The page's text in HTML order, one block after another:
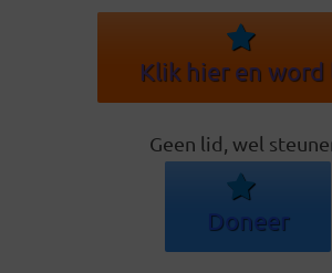
Klik hier en word
Geen lid, wel
Doneer